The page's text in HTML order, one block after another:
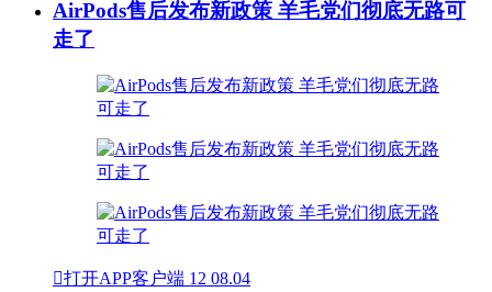
AirPods售后发布新政策 羊毛党们彻底无路可
走了
打开APP客户端 12 08.04